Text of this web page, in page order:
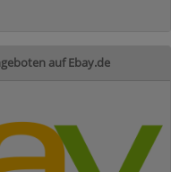
auf Ebay.de